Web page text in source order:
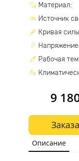
9
Материал:
Источник
Кривая
Рабочая
Описание